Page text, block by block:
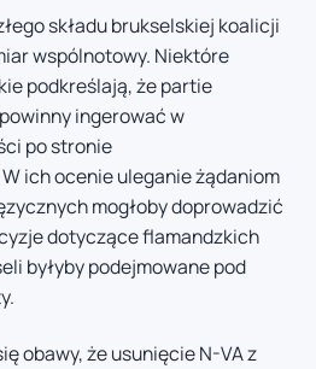
składu brukselskiej koalicji
wspólnotowy. Niektóre
podkreślają, że partie
ingerować w
po stronie
ich ocenie uleganie żądaniom
mogłoby doprowadzić
dotyczące flamandzkich
byłyby podejmowane pod
obawy, że usunięcie N-VA z